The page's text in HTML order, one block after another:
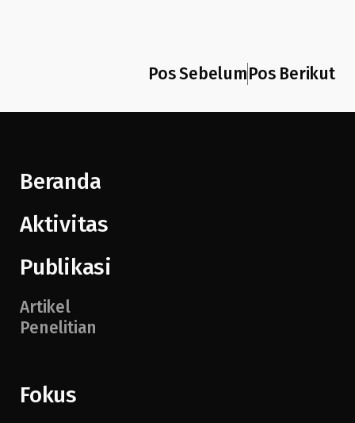
Pos SebelumPos Berikut
Beranda
Aktivitas
Publikasi
Artikel
Penelitian
Fokus